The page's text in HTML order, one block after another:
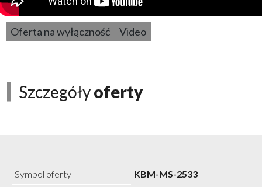
Oferta na wyłączność Video
Szczegółyoferty
Symbol oferty
KBM-MS-2533